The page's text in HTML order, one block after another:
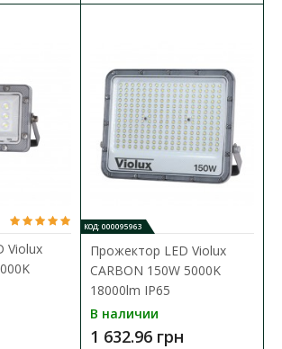
в тесной комнате, застряв в неудобном
В КОРЗИНУ
В сравнения
Violux
КОД: 000095963
Прожектор LED Violux
CARBON 150W 5000K
18000lm IP65
В наличии
1 632.96 грн